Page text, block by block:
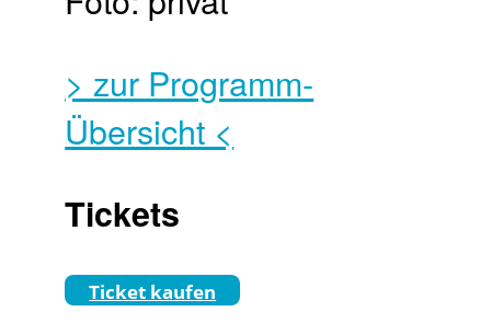
> zur Programm-
Übersicht <
Tickets
Ticket kaufen